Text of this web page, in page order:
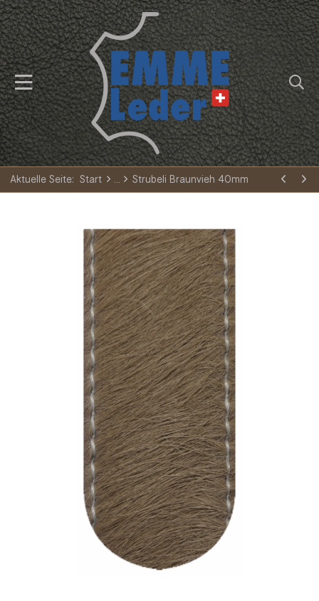
Aktuelle Seite: Start Strubeli Braunvieh 40mm